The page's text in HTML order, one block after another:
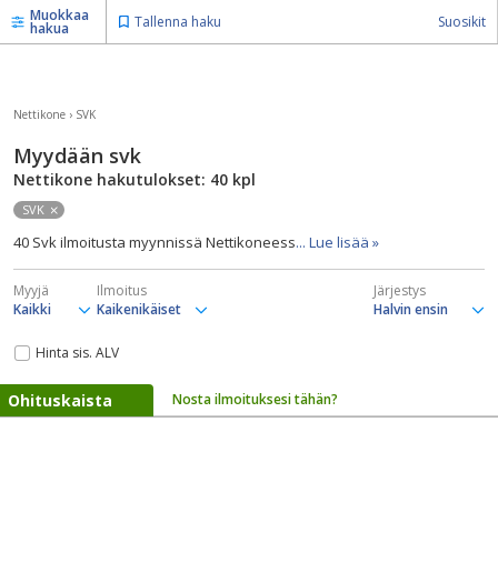
Muokkaa
hakua Tallenna haku Suosikit
Nettikone › SVK
Myydään svk
Nettikone hakutulokset: 40 kpl
SVK
40 Svk ilmoitusta myynnissä Nettikoneess... Lue lisää »
Myyjä Ilmoitus Järjestys
Hinta sis. ALV
Ohituskaista Nosta ilmoituksesi tähän?